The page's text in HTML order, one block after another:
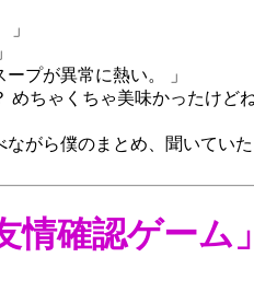
」
ープが異常に熱い。 」
めちゃくちゃ美味かったけど
ながら僕のまとめ、聞いてい
情確認ゲーム